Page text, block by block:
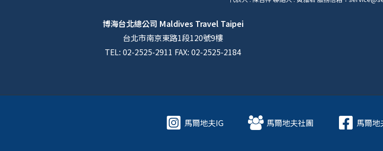
博海台北總公司 Maldives Travel Taipei
台北市南京東路1段120號9樓
TEL: 02-2525-2911 FAX: 02-2525-2184
馬爾地夫IG 馬爾地夫社團 馬爾地